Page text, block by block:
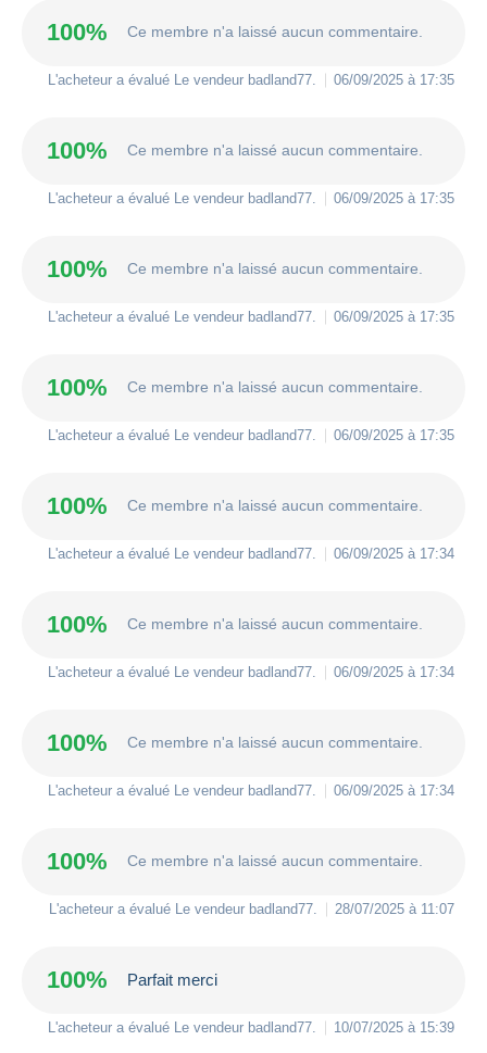
100% Ce membre n'a laissé aucun commentaire.
L'acheteur a évalué Le vendeur badland77 06/09/2025 à 17:35
100% Ce membre n'a laissé aucun commentaire.
L'acheteur a évalué Le vendeur badland77 06/09/2025 à 17:35
100% Ce membre n'a laissé aucun commentaire.
L'acheteur a évalué Le vendeur badland77 06/09/2025 à 17:35
100% Ce membre n'a laissé aucun commentaire.
L'acheteur a évalué Le vendeur badland77 06/09/2025 à 17:35
100% Ce membre n'a laissé aucun commentaire.
L'acheteur a évalué Le vendeur badland77 06/09/2025 à 17:34
100% Ce membre n'a laissé aucun commentaire.
L'acheteur a évalué Le vendeur badland77 06/09/2025 à 17:34
100% Ce membre n'a laissé aucun commentaire.
L'acheteur a évalué Le vendeur badland77 06/09/2025 à 17:34
100% Ce membre n'a laissé aucun commentaire.
L'acheteur a évalué Le vendeur badland77 28/07/2025 à 11:07
100% Parfait merci
L'acheteur a évalué Le vendeur badland77 10/07/2025 à 15:39